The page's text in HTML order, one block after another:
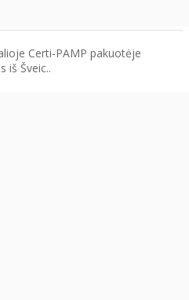
Certi-PAMP pakuotėje
iš Šveic..